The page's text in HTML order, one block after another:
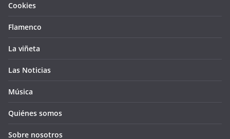
Cookies
Flamenco
La viñeta
Las Noticias
Música
Quiénes somos
Sobre nosotros